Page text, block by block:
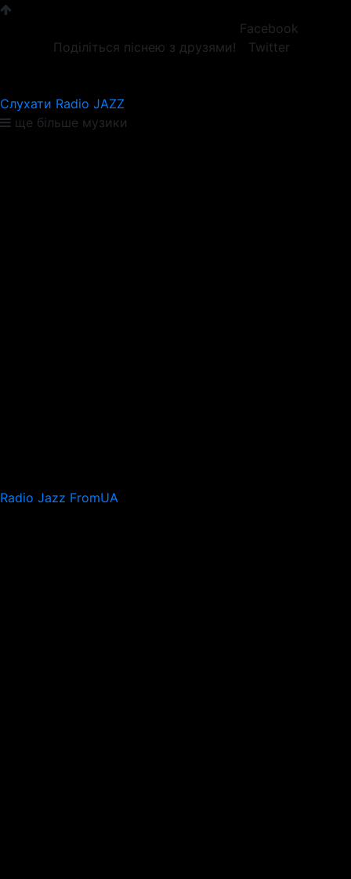
Поділіться піснею з друзями!
Facebook
Twitter
Слухати Radio JAZZ
ще більше музики
Radio Jazz FromUA